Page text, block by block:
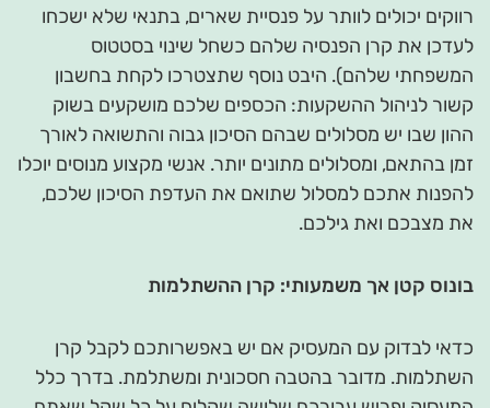
רווקים יכולים לוותר על פנסיית שארים, בתנאי שלא ישכחו
לעדכן את קרן הפנסיה שלהם כשחל שינוי בסטטוס
המשפחתי שלהם). היבט נוסף שתצטרכו לקחת בחשבון
קשור לניהול ההשקעות: הכספים שלכם מושקעים בשוק
ההון שבו יש מסלולים שבהם הסיכון גבוה והתשואה לאורך
זמן בהתאם, ומסלולים מתונים יותר. אנשי מקצוע מנוסים יוכלו
להפנות אתכם למסלול שתואם את העדפת הסיכון שלכם,
את מצבכם ואת גילכם.
בונוס קטן אך משמעותי: קרן ההשתלמות
כדאי לבדוק עם המעסיק אם יש באפשרותכם לקבל קרן
השתלמות. מדובר בהטבה חסכונית ומשתלמת. בדרך כלל